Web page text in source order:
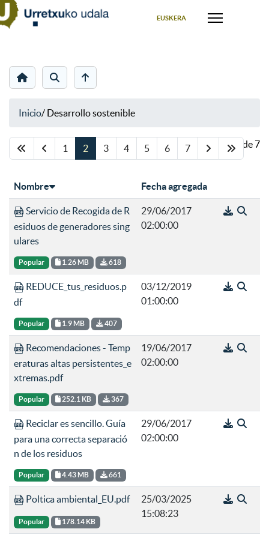
EUSKERA
Inicio/ Desarrollo sostenible
Página 2 de 7
1 2 3 4 5 6 7
Nombre Fecha agregada
Servicio de Recogida de R
esiduos de generadores sing
ulares
Popular 1.26 MB 618
29/06/2017
02:00:00
REDUCE_tus_residuos.p
df
Popular 1.9 MB 407
03/12/2019
01:00:00
Recomendaciones - Temp
eraturas altas persistentes_e
xtremas.pdf
Popular 252.1 KB 367
19/06/2017
02:00:00
Reciclar es sencillo. Guía
para una correcta separació
n de los residuos
Popular 4.43 MB 661
29/06/2017
02:00:00
Poltica ambiental_EU.pdf
Popular 178.14 KB
25/03/2025
15:08:23